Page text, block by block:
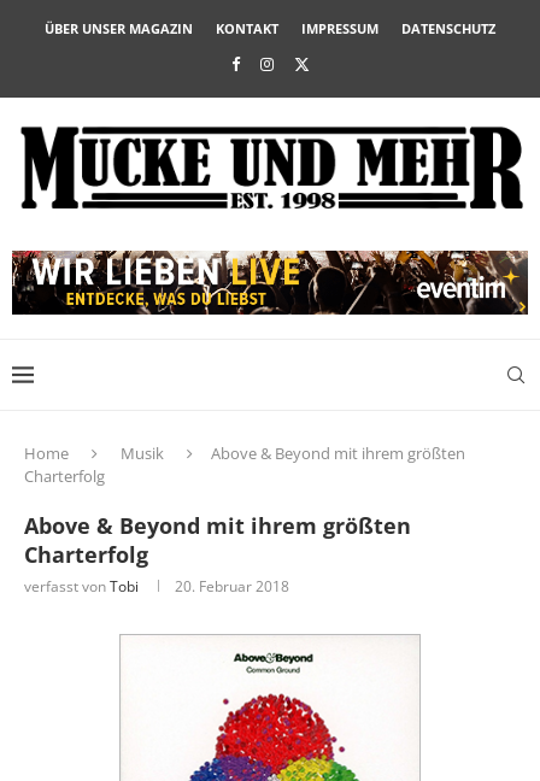
ÜBER UNSER MAGAZIN KONTAKT IMPRESSUM DATENSCHUTZ
Home Musik
Above & Beyond mit ihrem größten
Charterfolg
Above & Beyond mit ihrem größten
Charterfolg
verfasst vonTobi 20. Februar 2018